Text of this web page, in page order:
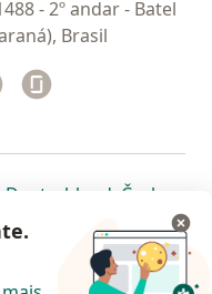
- 2º andar - Batel
Brasil
separador
num novo separador
Linkedin
abre num novo
separador
novo separador
abre num novo
Deutschlandabre num
Česko
separador
num novo separador
abre num novoabre num
abre
abre num novo